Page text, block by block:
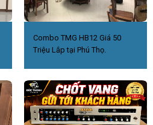
Combo TMG HB12 Giá 50
Triệu Lắp tại Phú Thọ.